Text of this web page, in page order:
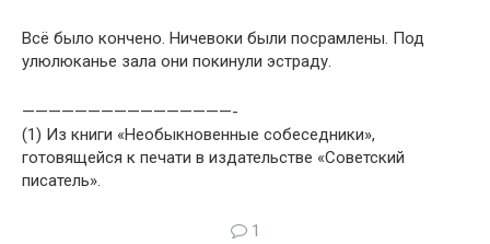
Всё было кончено. Ничевоки были посрамлены. Под
улюлюканье зала они покинули эстраду.
————————————————-
(1) Из книги «Необыкновенные собеседники»,
готовящейся к печати в издательстве «Советский
писатель».
1